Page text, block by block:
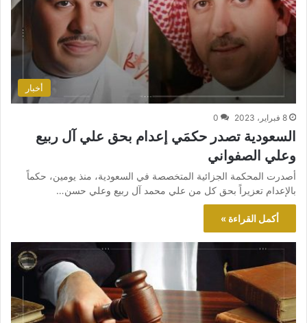
أخبار
8 فبراير، 2023 0
السعودية تصدر حكمَي إعدام بحق علي آل ربيع
وعلي الصفواني
أصدرت المحكمة الجزائية المتخصصة في السعودية، منذ يومين، حكماً
بالإعدام تعزيراً بحق كل من علي محمد آل ربيع وعلي حسن…
أكمل القراءة »